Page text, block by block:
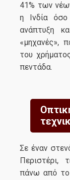
41% των
η Ινδία όσο
ανάπτυξη
«μηχανές»,
του
πεντάδα.
Σε έναν
Περιστέρι,
πάνω από το